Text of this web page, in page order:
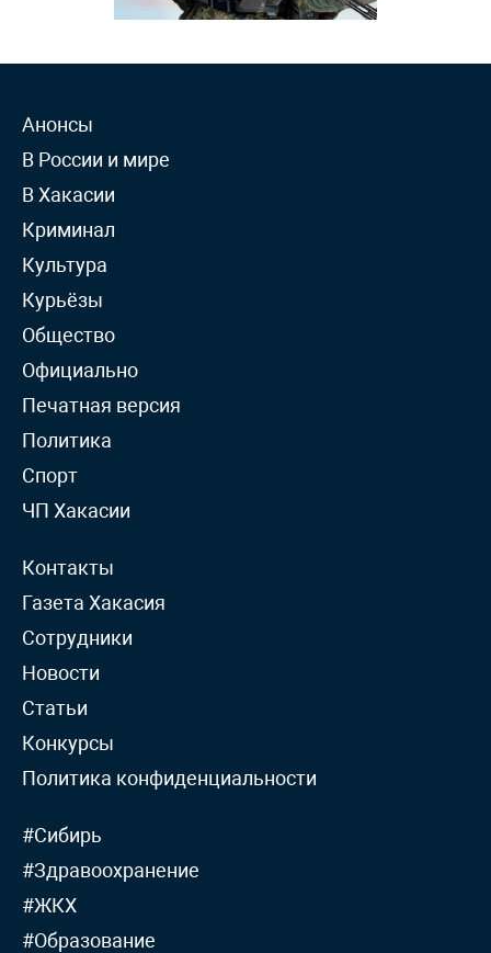
Анонсы
В России и мире
В Хакасии
Криминал
Культура
Курьёзы
Общество
Официально
Печатная версия
Политика
Спорт
ЧП Хакасии
Контакты
Газета Хакасия
Сотрудники
Новости
Статьи
Конкурсы
Политика конфиденциальности
#Сибирь
#Здравоохранение
#ЖКХ
#Образование